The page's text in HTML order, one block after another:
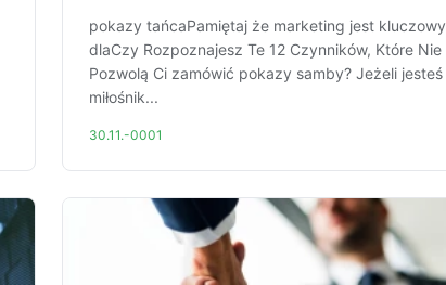
pokazy tańcaPamiętaj że marketing jest kluczowy
dlaCzy Rozpoznajesz Te 12 Czynników, Które Nie
Pozwolą Ci zamówić pokazy samby? Jeżeli jesteś
miłośnik...
30.11.-0001